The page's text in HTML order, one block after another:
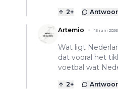
2+
Artemio 15 juni
Wat ligt
dat vooral het
voetbal wat
2+